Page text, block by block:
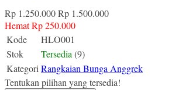
Rp 1.250.000Rp 1.500.000
Hemat Rp 250.000
Kode
HLO001
Stok
Tersedia (9)
Kategori Rangkaian Bunga Anggrek
Tentukan pilihan yang tersedia!